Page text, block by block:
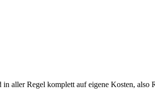
Regel komplett auf eigene Kosten, also